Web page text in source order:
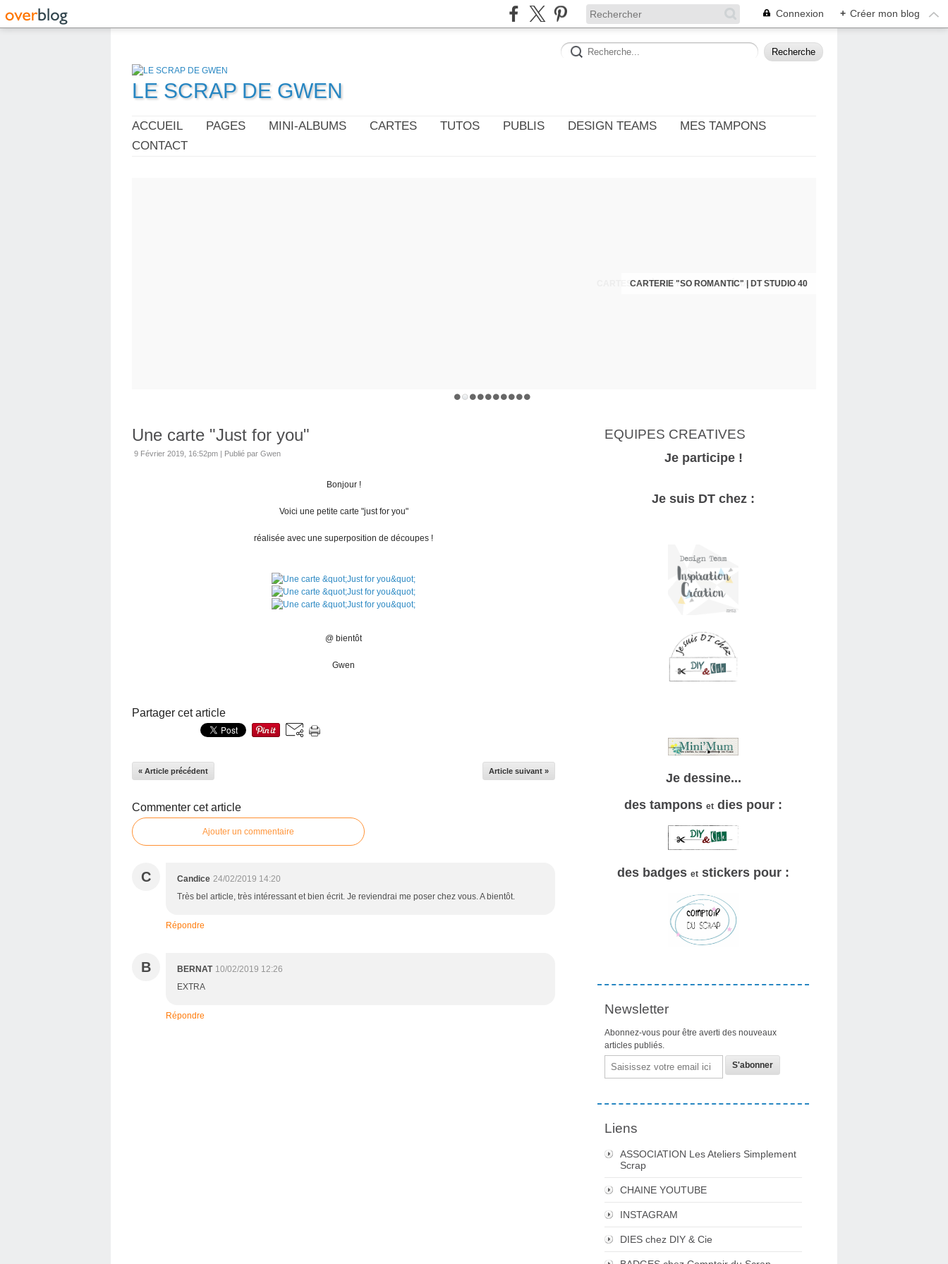
Connexion + Créer mon blog
LE SCRAP DE GWEN
ACCUEIL PAGES MINI-ALBUMS CARTES TUTOS PUBLIS DESIGN TEAMS
MES TAMPONS
CONTACT
CARTERIE "SO ROMANTIC" | DT STUDIO 40
CARTES : THÈME PHOTO ET CINÉMA | DT DIY & CIE
Une carte "Just for you"
9 Février 2019, 16:52pm | Publié par Gwen
Bonjour !
Voici une petite carte "just for you"
réalisée avec une superposition de découpes !
@ bientôt
Gwen
Partager cet article
« Article précédent Article suivant »
Commenter cet article
Ajouter un commentaire
C Candice 24/02/2019 14:20
Très bel article, très intéressant et bien écrit. Je reviendrai me poser chez vous. A bientôt.
Répondre
B BERNAT 10/02/2019 12:26
EXTRA
Répondre
EQUIPES CREATIVES
Je participe !
Je suis DT chez :
Je dessine...
des tampons et dies pour :
des badges et stickers pour :
Newsletter
Abonnez-vous pour être averti des nouveaux
articles publiés.
Email
Liens
ASSOCIATION Les Ateliers Simplement
Scrap
CHAINE YOUTUBE
INSTAGRAM
DIES chez DIY & Cie